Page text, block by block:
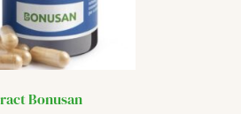
Bonusan